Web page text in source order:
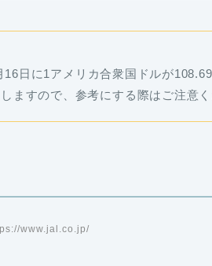
日に1アメリカ合衆国ドルが
ますので、参考にする際はご注意く
www.jal.co.jp/